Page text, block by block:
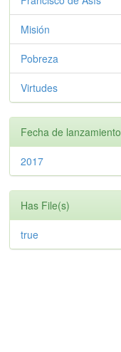
Misión
Pobreza
Virtudes
Fecha de lanzamiento
2017
Has File(s)
true